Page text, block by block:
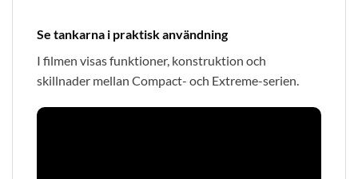
Se tankarna i praktisk användning
I filmen visas funktioner, konstruktion och
skillnader mellan Compact- och Extreme-serien.